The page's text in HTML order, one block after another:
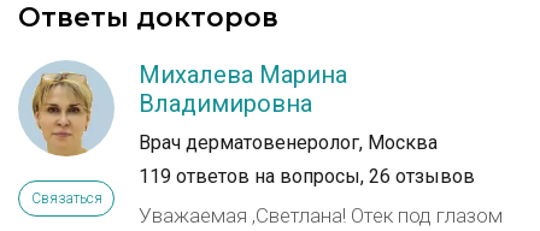
Ответы докторов
Связаться
Михалева Марина
Владимировна
Врач дерматовенеролог, Москва
119 ответов на вопросы, 26 отзывов
Уважаемая ,Светлана! Отек под глазом